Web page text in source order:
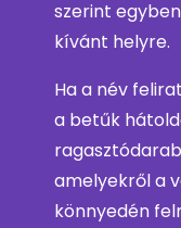
szerint
kívánt helyre.
Ha a név
a betűk
amelyekről a
könnyedén